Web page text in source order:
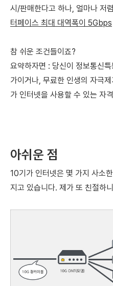
시/판매한다고 하나, 얼마나 저
터페이스 최대 대역폭이 5Gbps
참 쉬운 조건들이죠?
요약하자면 : 당신이 정보통신
가이거나, 무료한 인생의 자극
가 인터넷을 사용할 수 있는 자
아쉬운 점
10기가 인터넷은 몇 가지 사소
지고 있습니다. 제가 또 친절하